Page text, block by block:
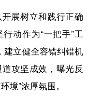
展树立和践行正确
动作为“一把手”工
建立健全容错纠错机
攻坚成效，曝光反
境”浓厚氛围。